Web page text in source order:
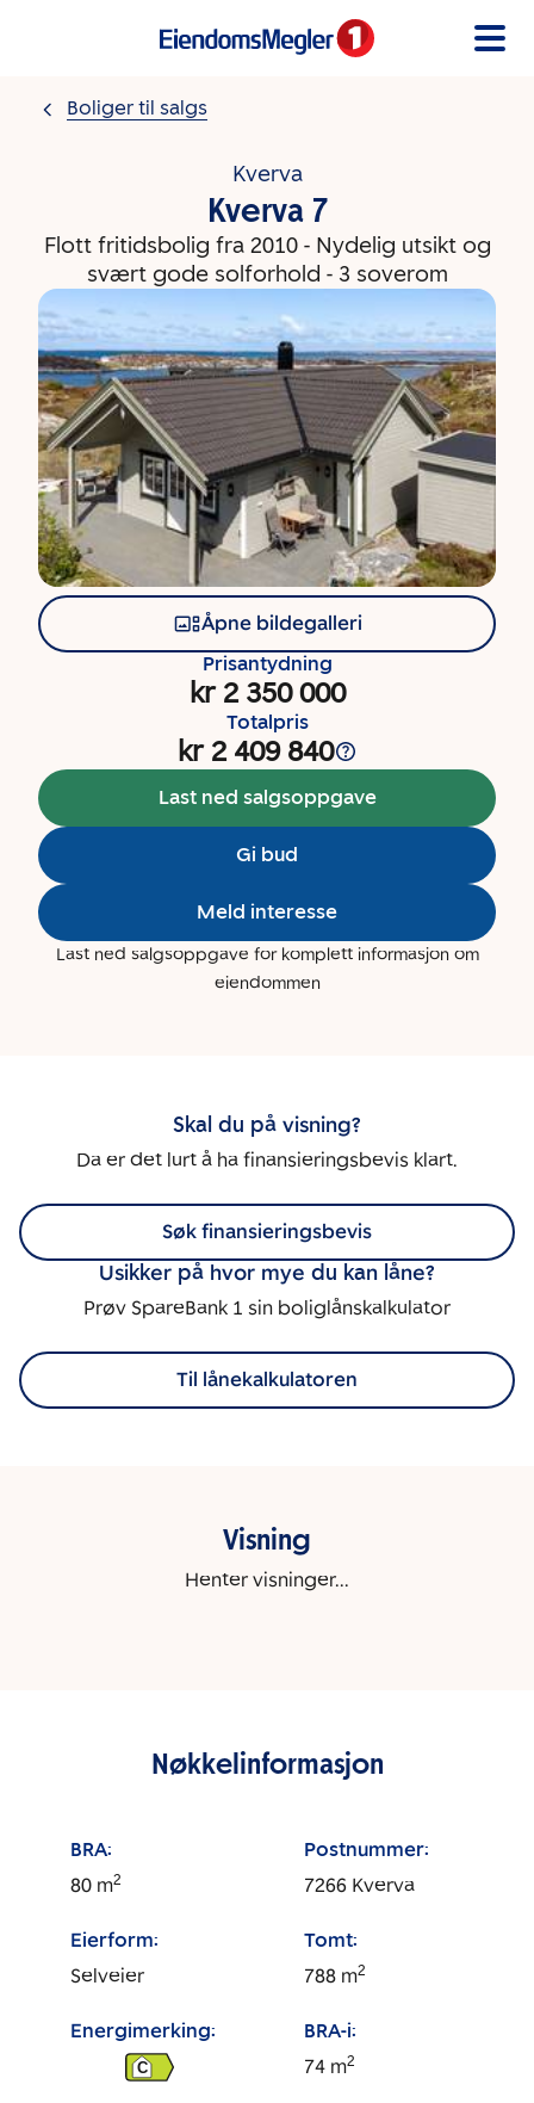
Boliger til salgs
Kverva
Kverva 7
Flott fritidsbolig fra 2010 - Nydelig utsikt og
svært gode solforhold - 3 soverom
Åpne bildegalleri
Prisantydning
kr 2 350 000
Totalpris
kr 2 409 840
Last ned salgsoppgave
Gi bud
Meld interesse
Last ned salgsoppgave for komplett informasjon om
eiendommen
Skal du på visning?
Da er det lurt å ha finansieringsbevis klart.
Søk finansieringsbevis
Usikker på hvor mye du kan låne?
Prøv SpareBank 1 sin boliglånskalkulator
Til lånekalkulatoren
Visning
Henter visninger...
Nøkkelinformasjon
BRA:
80 m2
Postnummer:
7266 Kverva
Eierform:
Selveier
Tomt:
788 m2
Energimerking:
C
BRA-i:
74 m2